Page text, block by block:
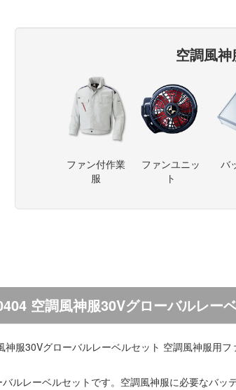
空調風
ファン付作業
服
ファンユニッ
ト
バ
空調風神服30Vグローバルレ
神服30Vグローバルレーベルセット 空調風神服用フ
ルレーベルセットです。空調風神服に必要なバッ